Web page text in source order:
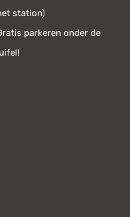
station)
parkeren onder de